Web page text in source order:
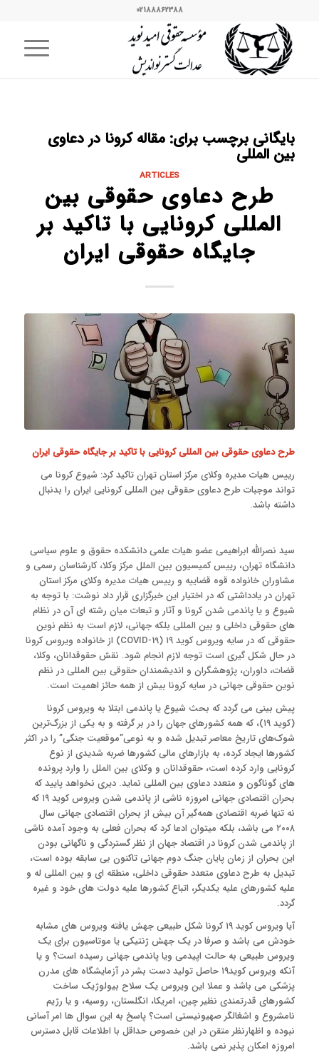
02188862388
بایگانی برچسب برای: مقاله کرونا در دعاوی
بین المللی
ARTICLES
طرح دعاوی حقوقی بین
المللی کرونایی با تاکید بر
جایگاه حقوقی ایران
طرح دعاوی حقوقی بین المللی کرونایی با تاکید بر جایگاه حقوقی ایران
رییس هیات مدیره وکلای مرکز استان تهران تاکید کرد: شیوع کرونا می
تواند موجبات طرح دعاوی حقوقی بین المللی کرونایی ایران را بدنبال
داشته باشد.
سید نصرالله ابراهیمی عضو هیات علمی دانشکده حقوق و علوم سیاسی
دانشگاه تهران، رییس کمیسیون بین الملل مرکز وکلا، کارشناسان رسمی و
مشاوران خانواده قوه قضاییه و رییس هیات مدیره وکلای مرکز استان
تهران در یادداشتی که در اختیار این خبرگزاری قرار داد نوشت: با توجه به
شیوع و یا پاندمی شدن کرونا و آثار و تبعات میان رشته ای آن در نظام
های حقوقی داخلی و بین المللی بلکه جهانی، لازم است به نظم نوین
حقوقی که در سایه ویروس کوید ۱۹ (COVID-19) از خانواده ویروس کرونا
در حال شکل گیری است توجه لازم انجام شود. نقش حقوقدانان، وکلا،
قضات، داوران، پژوهشگران و اندیشمندان حقوقی بین المللی در نظم
نوین حقوقی جهانی در سایه کرونا بیش از همه حائز اهمیت است.
پیش بینی می گردد که بحث شیوع یا پاندمی ابتلا به ویروس کرونا
(کوید ۱۹)، که همه کشورهای جهان را در بر گرفته و به یکی از بزرگ‌ترین
شوک‌های تاریخ معاصر تبدیل شده و به نوعی”موقعیت جنگی” را در اکثر
کشورها ایجاد کرده، به بازارهای مالی کشورها ضربه شدیدی از نوع
کرونایی وارد کرده است، حقوقدانان و وکلای بین الملل را وارد پرونده
های گوناگون و متعدد دعاوی بین المللی نماید. دیری نخواهد پایید که
بحران اقتصادی جهانی امروزه ناشی از پاندمی شدن ویروس کوید ۱۹ که
نه تنها ضربه اقتصادی همه‌گیر آن بیش از بحران اقتصادی جهانی سال
۲۰۰۸ می باشد، بلکه میتوان ادعا کرد که بحران فعلی به وجود آمده ناشی
از پاندمی شدن کرونا در اقتصاد جهان از نظر گستردگی و ناگهانی بودن
این بحران از زمان پایان جنگ دوم جهانی تاکنون بی سابقه بوده است،
تبدیل به طرح دعاوی متعدد حقوقی داخلی، منطقه ای و بین المللی له و
علیه کشورهای علیه یکدیگر، اتباع کشورها علیه دولت های خود و غیره
گردد.
آیا ویروس کوید ۱۹ کرونا شکل طبیعی جهش یافته ویروس های مشابه
خودش می باشد و صرفا در یک جهش ژنتیکی یا موتاسیون برای یک
ویروس طبیعی به حالت اپیدمی ویا پاندمی جهانی رسیده است؟ و یا
آنکه ویروس کوید۱۹ حاصل تولید دست بشر در آزمایشگاه های مدرن
پزشکی می باشد و عملا این ویروس یک سلاح بیولوژیک ساخت
کشورهای قدرتمندی نظیر چین، امریکا، انگلستان، روسیه، و یا رژیم
نامشروع و اشغالگر صهیونیستی است؟ پاسخ به این سوال ها امر آسانی
نبوده و اظهارنظر متقن در این خصوص حداقل با اطلاعات قابل دسترس
امروزه امکان پذیر نمی باشد.